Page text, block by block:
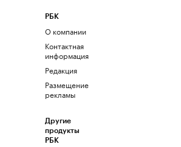
РБК
О компании
Контактная
информация
Редакция
Размещение
рекламы
Другие
продукты
РБК